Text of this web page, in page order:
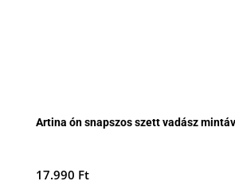
Artina ón snapszos szett vadász
17.990 Ft